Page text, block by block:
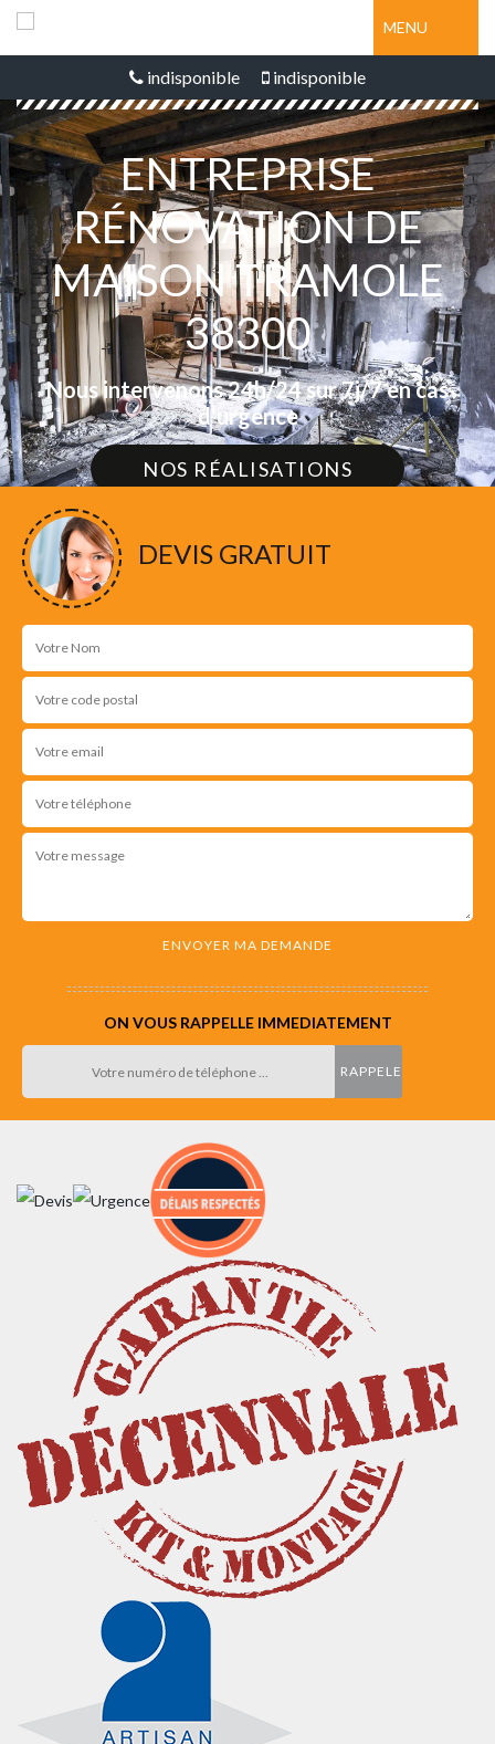
MENU
indisponible indisponible
ENTREPRISE
RÉNOVATION DE
MAISON TRAMOLE
38300
Nous intervenons 24h/24 sur 7j/7 en cas
d'urgence
NOS RÉALISATIONS
DEVIS GRATUIT
ON VOUS RAPPELLE IMMEDIATEMENT